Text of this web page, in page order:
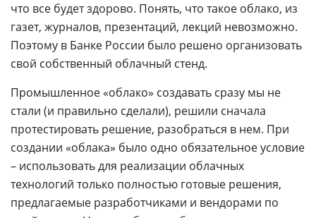
что все будет здорово. Понять, что такое облако, из
газет, журналов, презентаций, лекций невозможно.
Поэтому в Банке России было решено организовать
свой собственный облачный стенд.
Промышленное «облако» создавать сразу мы не
стали (и правильно сделали), решили сначала
протестировать решение, разобраться в нем. При
создании «облака» было одно обязательное условие
– использовать для реализации облачных
технологий только полностью готовые решения,
предлагаемые разработчиками и вендорами по